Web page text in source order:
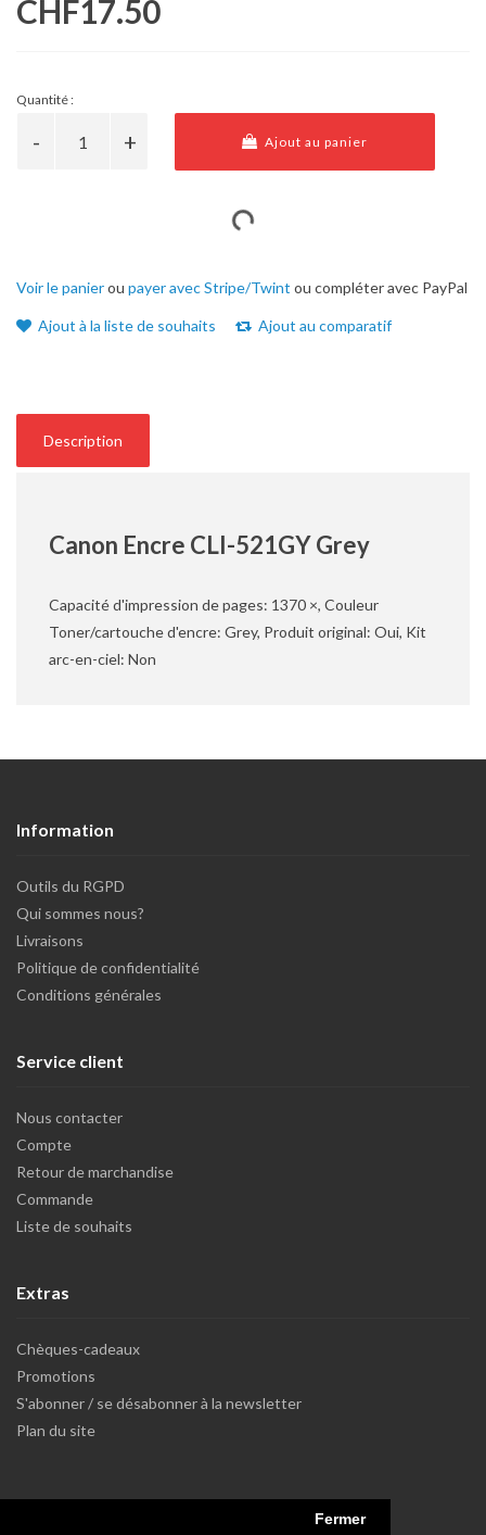
Fermer
CHF17.50
Quantité :
Ajout au panier
Voir le panierou payer avec Stripe/Twint ou compléter avec PayPal
Ajout à la liste de souhaits Ajout au comparatif
Description
Canon Encre CLI-521GY Grey
Capacité d'impression de pages: 1370 ×, Couleur
Toner/cartouche d'encre: Grey, Produit original: Oui, Kit
arc-en-ciel: Non
Information
Outils du RGPD
Qui sommes nous?
Livraisons
Politique de confidentialité
Conditions générales
Service client
Nous contacter
Compte
Retour de marchandise
Commande
Liste de souhaits
Extras
Chèques-cadeaux
Promotions
S'abonner / se désabonner à la newsletter
Plan du site